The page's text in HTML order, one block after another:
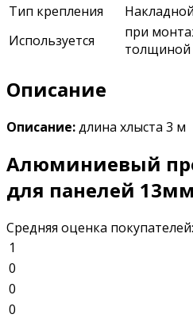
Тип крепления
Накладной
Используется
при
толщиной
Описание
Описание:длина хлыста 3 м
Алюминиевый
для панелей
Средняя оценка покупателей:
1
0
0
0